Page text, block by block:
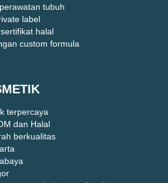
tubuh
label
halal
custom formula
terpercaya
dan Halal
berkualitas